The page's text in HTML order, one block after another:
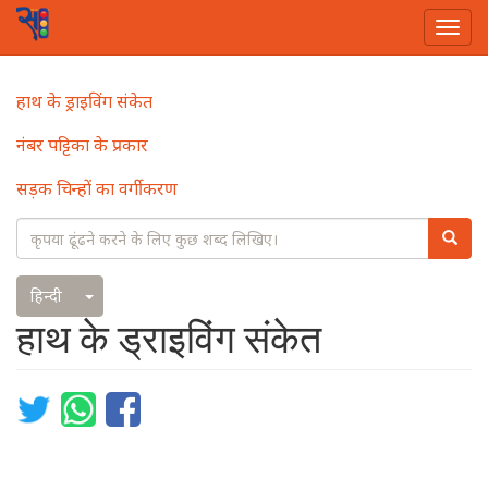
main
Main
navigation
हाथ के ड्राइविंग संकेत
नंबर पट्टिका के प्रकार
सड़क चिन्हों का वर्गीकरण
Search
Search
हिन्दी Toggle Dropdown
हाथ के ड्राइविंग संकेत